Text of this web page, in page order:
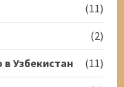
(11)
(2)
Узбекистан
(11)